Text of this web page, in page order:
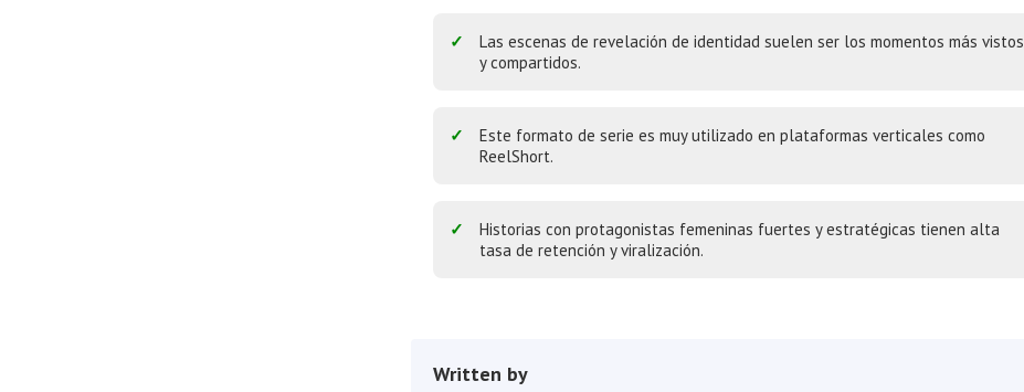
Las escenas de revelación de identidad suelen ser los momentos más vistos
y compartidos.
Este formato de serie es muy utilizado en plataformas verticales como
ReelShort.
Historias con protagonistas femeninas fuertes y estratégicas tienen alta
tasa de retención y viralización.
Written by